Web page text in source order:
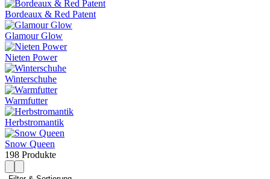
Bordeaux & Red Patent
Glamour Glow
Nieten Power
Winterschuhe
Warmfutter
Herbstromantik
Snow Queen
198 Produkte